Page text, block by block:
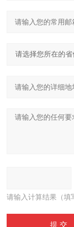
请输入计算结果（填